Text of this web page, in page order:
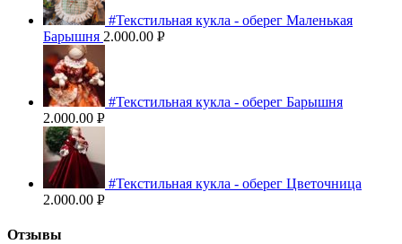
#Текстильная кукла - оберег Маленькая
Барышня 2.000.00 Р
#Текстильная кукла - оберег Барышня
2.000.00 Р
#Текстильная кукла - оберег Цветочница
2.000.00 Р
Отзывы